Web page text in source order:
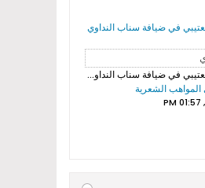
في ضيافة سناب النداوي
في ضيافة سناب النداوي بروموهات فيديوهات...
المواهب الشعرية